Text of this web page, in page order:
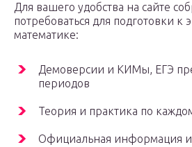
Для вашего удобства на сайте
потребоваться для подготовки к
математике:
Демоверсии и КИМы, ЕГЭ
периодов
Теория и практика по
Официальная информация и